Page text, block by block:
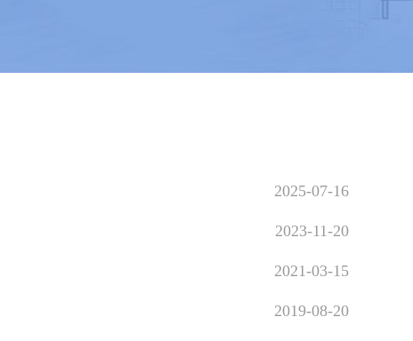
2025-07-16
2023-11-20
2021-03-15
2019-08-20